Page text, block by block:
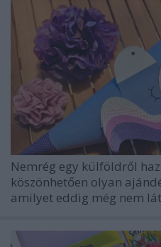
Nemrég egy külföldről
köszönhetően olyan
amilyet eddig még nem